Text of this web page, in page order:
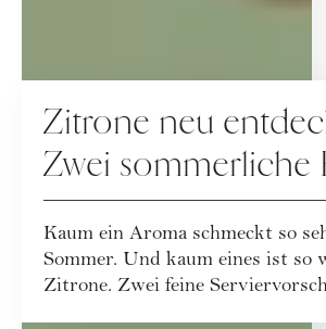
Zitrone neu
Zwei sommerliche
mit Frischekick
Kaum ein Aroma schmeckt so
Sommer. Und kaum eines ist so
Zitrone. Zwei feine